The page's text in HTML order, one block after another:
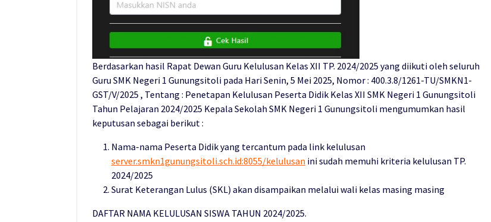
Berdasarkan hasil Rapat Dewan Guru Kelulusan Kelas XII TP. 2024/2025 yang diikuti oleh seluruh
Guru SMK Negeri 1 Gunungsitoli pada Hari Senin, 5 Mei 2025, Nomor : 400.3.8/1261-TU/SMKN1-
GST/V/2025 , Tentang : Penetapan Kelulusan Peserta Didik Kelas XII SMK Negeri 1 Gunungsitoli
Tahun Pelajaran 2024/2025 Kepala Sekolah SMK Negeri 1 Gunungsitoli mengumumkan hasil
keputusan sebagai berikut :
Nama-nama Peserta Didik yang tercantum pada link kelulusan
server.smkn1gunungsitoli.sch.id:8055/kelulusan ini sudah memuhi kriteria kelulusan TP.
2024/2025
Surat Keterangan Lulus (SKL) akan disampaikan melalui wali kelas masing masing
DAFTAR NAMA KELULUSAN SISWA TAHUN 2024/2025.